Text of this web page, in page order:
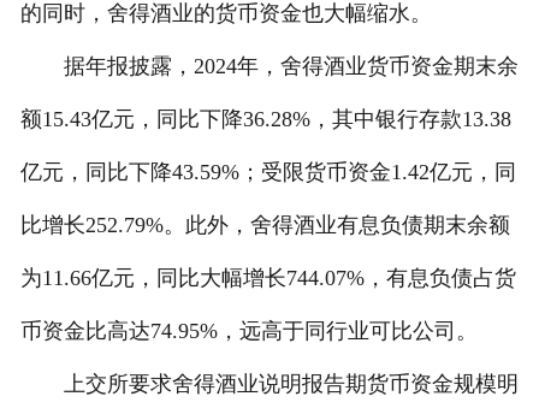
的同时，舍得酒业的货币资金也大幅缩水。
据年报披露，2024年，舍得酒业货币资金期末余
额15.43亿元，同比下降36.28%，其中银行存款13.38
亿元，同比下降43.59%；受限货币资金1.42亿元，同
比增长252.79%。此外，舍得酒业有息负债期末余额
为11.66亿元，同比大幅增长744.07%，有息负债占货
币资金比高达74.95%，远高于同行业可比公司。
上交所要求舍得酒业说明报告期货币资金规模明